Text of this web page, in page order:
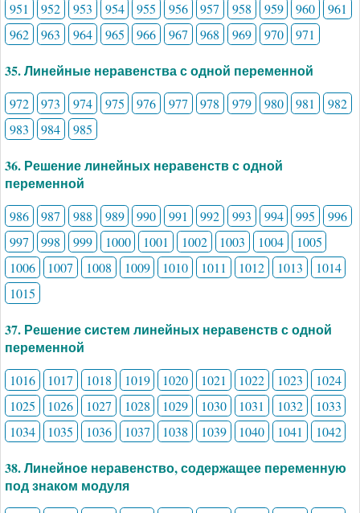
951 952 953 954 955 956 957 958 959 960
961
962
963 964 965 966 967 968 969 970 971
35. Линейные неравенства с одной переменной
972 973 974 975 976 977 978 979 980 981
982
983
984 985
36. Решение линейных неравенств с одной
переменной
986 987 988 989 990 991 992 993 994 995
996
997
998 999 1000 1001 1002 1003 1004
1005
1006
1007 1008 1009 1010 1011 1012 1013
1014
1015
37. Решение систем линейных неравенств с одной
переменной
1016 1017 1018 1019 1020 1021 1022 1023
1024
1025
1026 1027 1028 1029 1030 1031 1032
1033
1034
1035 1036 1037 1038 1039 1040 1041 1042
38. Линейное неравенство, содержащее переменную
под знаком модуля